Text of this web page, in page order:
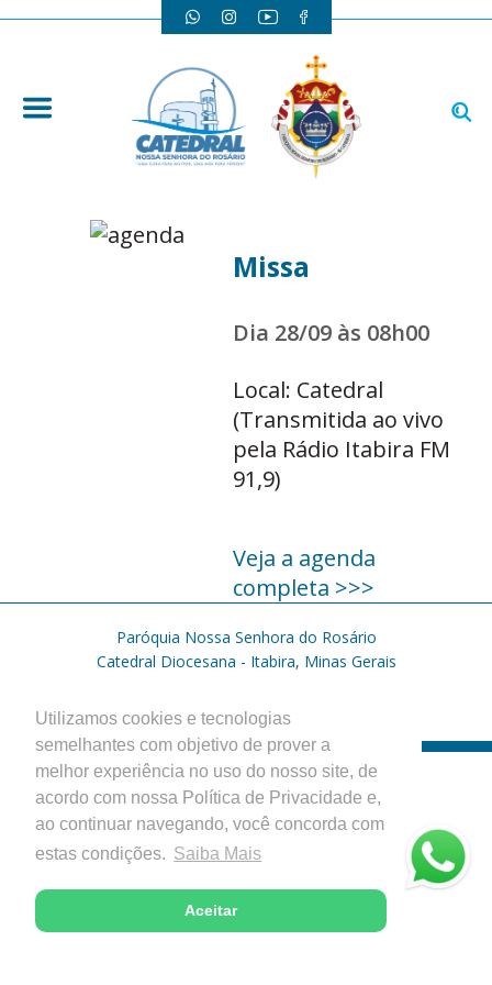
Utilizamos cookies e tecnologias
semelhantes com objetivo de prover a
melhor experiência no uso do nosso site, de
acordo com nossa Política de Privacidade e,
ao continuar navegando, você concorda com
estas condições. Saiba Mais
Aceitar
Missa
Dia 28/09 às 08h00
Local: Catedral
(Transmitida ao vivo
pela Rádio Itabira FM
91,9)
Veja a agenda
completa >>>
Paróquia Nossa Senhora do Rosário
Catedral Diocesana - Itabira, Minas Gerais